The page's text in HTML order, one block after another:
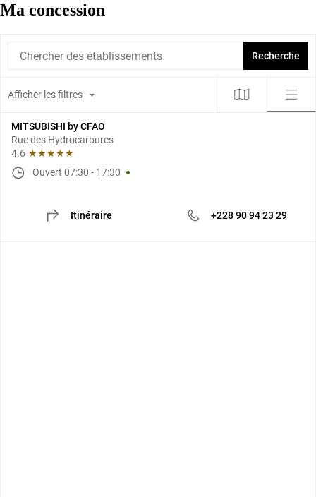
Ma concession
Recherche
Afficher les filtres
MITSUBISHI by CFAO
Rue des Hydrocarbures
4.6 ★★★★★
Ouvert 07:30 - 17:30
Itinéraire +228 90 94 23 29